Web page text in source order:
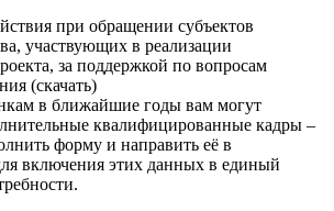
при обращении субъектов
участвующих в реализации
за поддержкой по вопросам
(скачать)
в ближайшие годы вам могут
квалифицированные кадры –
форму и направить её в
включения этих данных в единый